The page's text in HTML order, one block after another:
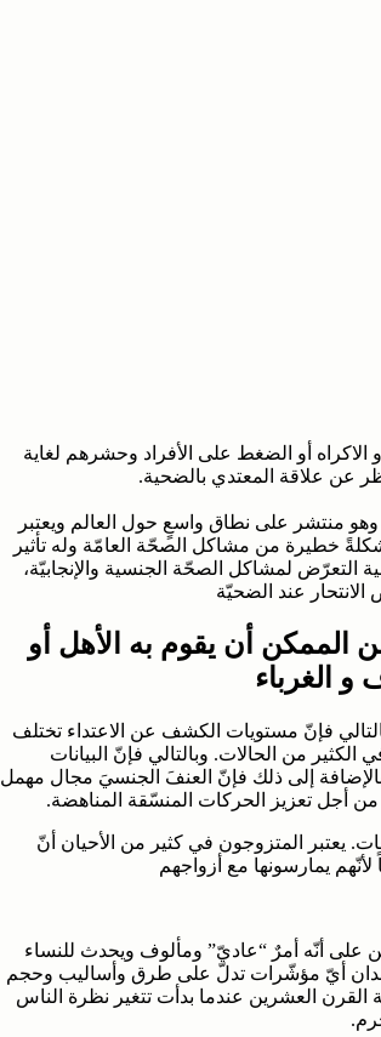
أو الضغط على الأفراد وحشرهم لغاية
عن علاقة المعتدي بالضحية.
منتشر على نطاق واسعٍ حول العالم ويعتبر
خطيرة من مشاكل الصحّة العامّة وله تأثير
التعرّض لمشاكل الصحّة الجنسية والإنجابيّة،
عند الضحيّة
الممكن أن يقوم به الأهل أو
و الغرباء
فإنّ مستويات الكشف عن الاعتداء تختلف
من الحالات. وبالتالي فإنّ البيانات
إلى ذلك فإنّ العنفَ الجنسيَ مجال مهمل
من أجل تعزيز الحركات المنسّقة المناهضة.
يعتبر المتزوجون في كثير من الأحيان أنّ
يمارسونها مع أزواجهم
على أنّه أمرٌ “عاديّ” ومألوف ويحدث للنساء
أيّ مؤشّرات تدلّ على طرق وأساليب وحجم
القرن العشرين عندما بدأت تتغير نظرة الناس